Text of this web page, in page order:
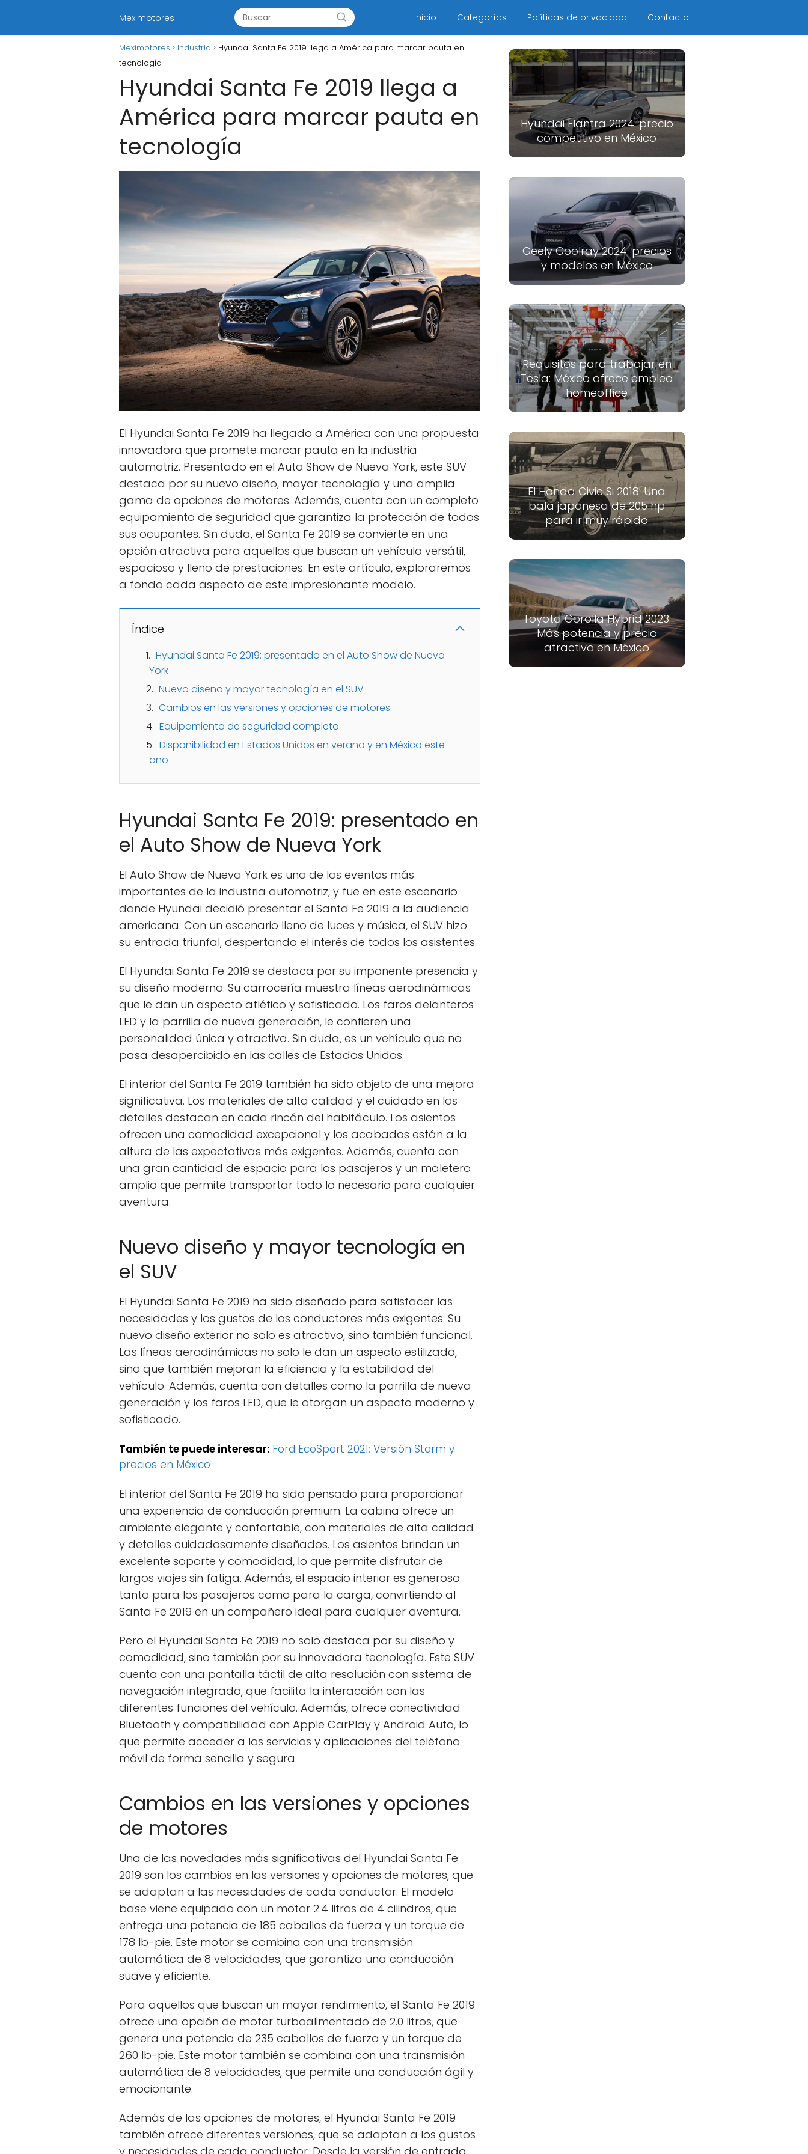
Meximotores Inicio Categorías Políticas de privacidad Contacto
Meximotores Industria
Hyundai Santa Fe 2019 llega a América para marcar pauta en
tecnología
Hyundai Santa Fe 2019 llega a
América para marcar pauta en
tecnología
El Hyundai Santa Fe 2019 ha llegado a América con una propuesta
innovadora que promete marcar pauta en la industria
automotriz. Presentado en el Auto Show de Nueva York, este SUV
destaca por su nuevo diseño, mayor tecnología y una amplia
gama de opciones de motores. Además, cuenta con un completo
equipamiento de seguridad que garantiza la protección de todos
sus ocupantes. Sin duda, el Santa Fe 2019 se convierte en una
opción atractiva para aquellos que buscan un vehículo versátil,
espacioso y lleno de prestaciones. En este artículo, exploraremos
a fondo cada aspecto de este impresionante modelo.
Índice
Hyundai Santa Fe 2019: presentado en el Auto Show de Nueva
York
Nuevo diseño y mayor tecnología en el SUV
Cambios en las versiones y opciones de motores
Equipamiento de seguridad completo
Disponibilidad en Estados Unidos en verano y en México este
año
Hyundai Santa Fe 2019: presentado en
el Auto Show de Nueva York
El Auto Show de Nueva York es uno de los eventos más
importantes de la industria automotriz, y fue en este escenario
donde Hyundai decidió presentar el Santa Fe 2019 a la audiencia
americana. Con un escenario lleno de luces y música, el SUV hizo
su entrada triunfal, despertando el interés de todos los asistentes.
El Hyundai Santa Fe 2019 se destaca por su imponente presencia y
su diseño moderno. Su carrocería muestra líneas aerodinámicas
que le dan un aspecto atlético y sofisticado. Los faros delanteros
LED y la parrilla de nueva generación, le confieren una
personalidad única y atractiva. Sin duda, es un vehículo que no
pasa desapercibido en las calles de Estados Unidos.
El interior del Santa Fe 2019 también ha sido objeto de una mejora
significativa. Los materiales de alta calidad y el cuidado en los
detalles destacan en cada rincón del habitáculo. Los asientos
ofrecen una comodidad excepcional y los acabados están a la
altura de las expectativas más exigentes. Además, cuenta con
una gran cantidad de espacio para los pasajeros y un maletero
amplio que permite transportar todo lo necesario para cualquier
aventura.
Nuevo diseño y mayor tecnología en
el SUV
El Hyundai Santa Fe 2019 ha sido diseñado para satisfacer las
necesidades y los gustos de los conductores más exigentes. Su
nuevo diseño exterior no solo es atractivo, sino también funcional.
Las líneas aerodinámicas no solo le dan un aspecto estilizado,
sino que también mejoran la eficiencia y la estabilidad del
vehículo. Además, cuenta con detalles como la parrilla de nueva
generación y los faros LED, que le otorgan un aspecto moderno y
sofisticado.
También te puede interesar: Ford EcoSport 2021: Versión Storm y
precios en México
El interior del Santa Fe 2019 ha sido pensado para proporcionar
una experiencia de conducción premium. La cabina ofrece un
ambiente elegante y confortable, con materiales de alta calidad
y detalles cuidadosamente diseñados. Los asientos brindan un
excelente soporte y comodidad, lo que permite disfrutar de
largos viajes sin fatiga. Además, el espacio interior es generoso
tanto para los pasajeros como para la carga, convirtiendo al
Santa Fe 2019 en un compañero ideal para cualquier aventura.
Pero el Hyundai Santa Fe 2019 no solo destaca por su diseño y
comodidad, sino también por su innovadora tecnología. Este SUV
cuenta con una pantalla táctil de alta resolución con sistema de
navegación integrado, que facilita la interacción con las
diferentes funciones del vehículo. Además, ofrece conectividad
Bluetooth y compatibilidad con Apple CarPlay y Android Auto, lo
que permite acceder a los servicios y aplicaciones del teléfono
móvil de forma sencilla y segura.
Cambios en las versiones y opciones
de motores
Una de las novedades más significativas del Hyundai Santa Fe
2019 son los cambios en las versiones y opciones de motores, que
se adaptan a las necesidades de cada conductor. El modelo
base viene equipado con un motor 2.4 litros de 4 cilindros, que
entrega una potencia de 185 caballos de fuerza y un torque de
178 lb-pie. Este motor se combina con una transmisión
automática de 8 velocidades, que garantiza una conducción
suave y eficiente.
Para aquellos que buscan un mayor rendimiento, el Santa Fe 2019
ofrece una opción de motor turboalimentado de 2.0 litros, que
genera una potencia de 235 caballos de fuerza y un torque de
260 lb-pie. Este motor también se combina con una transmisión
automática de 8 velocidades, que permite una conducción ágil y
emocionante.
Además de las opciones de motores, el Hyundai Santa Fe 2019
también ofrece diferentes versiones, que se adaptan a los gustos
Hyundai Elantra 2024: precio
competitivo en México
Geely Coolray 2024: precios
y modelos en México
Requisitos para trabajar en
Tesla: México ofrece empleo
homeoffice
El Honda Civic Si 2018: Una
bala japonesa de 205 hp
para ir muy rápido
Toyota Corolla Hybrid 2023:
Más potencia y precio
atractivo en México